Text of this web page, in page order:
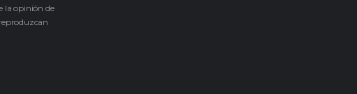
la opinión de